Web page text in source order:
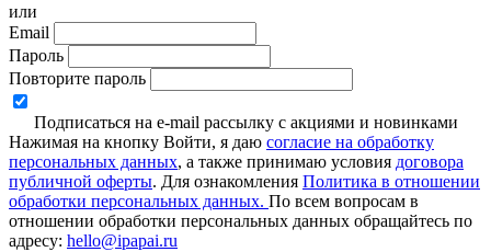
или
Email
Пароль
Повторите пароль
Подписаться на e-mail рассылку с акциями и новинками
Нажимая на кнопку Войти, я даю согласие на обработку
персональных данных, а также принимаю условия договора
публичной оферты. Для ознакомления Политика в отношении
обработки персональных данных. По всем вопросам в
отношении обработки персональных данных обращайтесь по
адресу: hello@ipapai.ru